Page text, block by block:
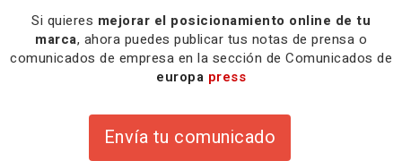
Si quieres mejorar el posicionamiento online de tu
marca, ahora puedes publicar tus notas de prensa o
comunicados de empresa en la sección de Comunicados de
europa press
Envía tu comunicado